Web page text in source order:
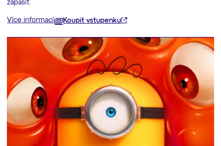
zápasit.
Více informací Koupit vstupenku